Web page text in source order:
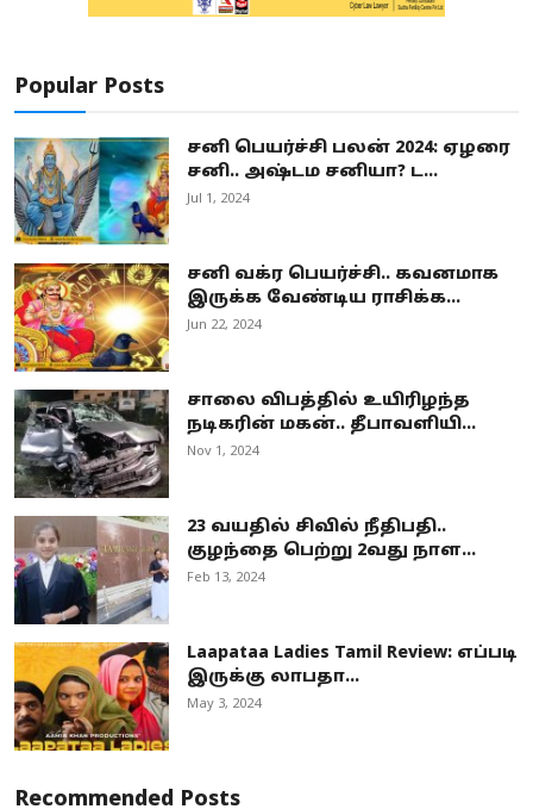
Popular Posts
சனி பெயர்ச்சி பலன் 2024: ஏழரை
சனி.. அஷ்டம சனியா? ட...
Jul 1, 2024
சனி வக்ர பெயர்ச்சி.. கவனமாக
இருக்க வேண்டிய ராசிக்க...
Jun 22, 2024
சாலை விபத்தில் உயிரிழந்த
நடிகரின் மகன்.. தீபாவளியி...
Nov 1, 2024
23 வயதில் சிவில் நீதிபதி..
குழந்தை பெற்று 2வது நாள...
Feb 13, 2024
Laapataa Ladies Tamil Review: எப்படி
இருக்கு லாபதா...
May 3, 2024
Recommended Posts